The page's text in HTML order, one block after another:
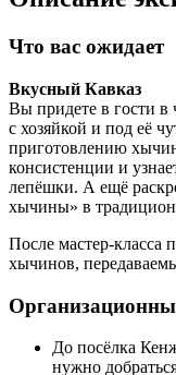
Что вас ожидает
Вкусный Кавказ
Вы придете в гости в
с хозяйкой и под её
приготовлению
консистенции и
лепёшки. А ещё
хычины» в
После мастер-класса
хычинов,
До посёлка
нужно